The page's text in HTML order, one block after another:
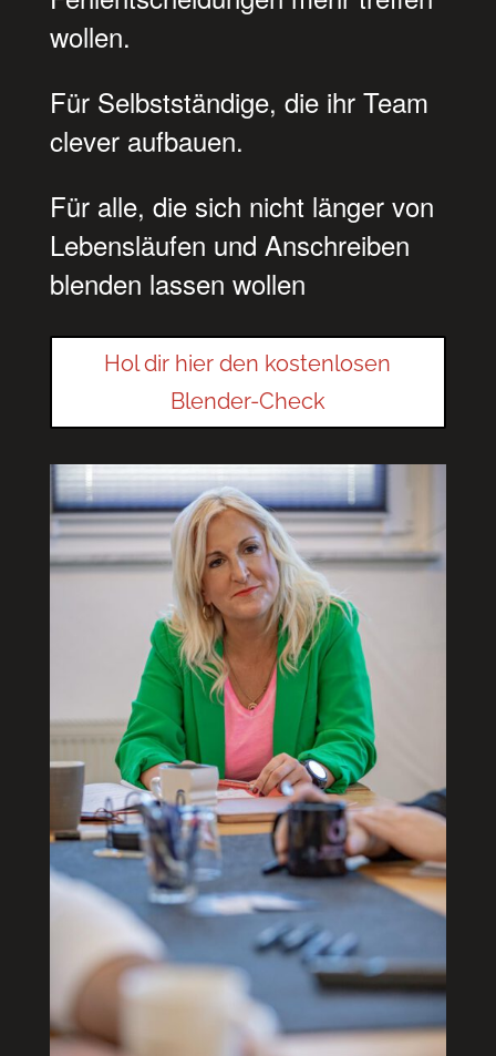
wollen.
Für Selbstständige, die ihr Team
clever aufbauen.
Für alle, die sich nicht länger von
Lebensläufen und Anschreiben
blenden lassen wollen
Hol dir hier den kostenlosen
Blender-Check